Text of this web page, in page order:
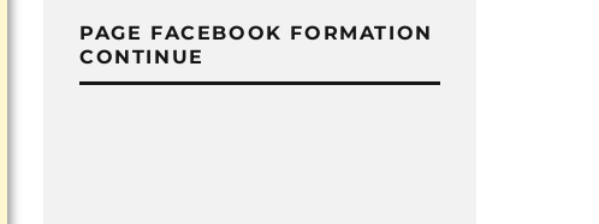
PAGE FACEBOOK FORMATION
CONTINUE